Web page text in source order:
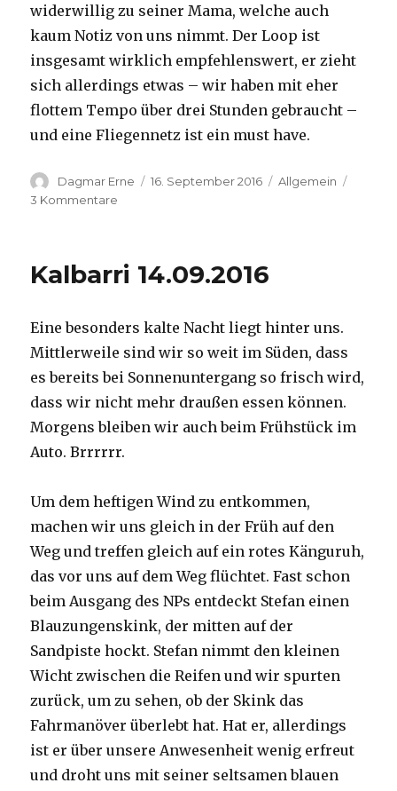
widerwillig zu seiner Mama, welche auch
kaum Notiz von uns nimmt. Der Loop ist
insgesamt wirklich empfehlenswert, er zieht
sich allerdings etwas – wir haben mit eher
flottem Tempo über drei Stunden gebraucht –
und eine Fliegennetz ist ein must have.
Autor
Dagmar Erne
Veröffentlicht
16. September 2016 Kategorien
Allgemein
3 Kommentare
Kalbarri 14.09.2016
Eine besonders kalte Nacht liegt hinter uns.
Mittlerweile sind wir so weit im Süden, dass
es bereits bei Sonnenuntergang so frisch wird,
dass wir nicht mehr draußen essen können.
Morgens bleiben wir auch beim Frühstück im
Auto. Brrrrrr.
Um dem heftigen Wind zu entkommen,
machen wir uns gleich in der Früh auf den
Weg und treffen gleich auf ein rotes Känguruh,
das vor uns auf dem Weg flüchtet. Fast schon
beim Ausgang des NPs entdeckt Stefan einen
Blauzungenskink, der mitten auf der
Sandpiste hockt. Stefan nimmt den kleinen
Wicht zwischen die Reifen und wir spurten
zurück, um zu sehen, ob der Skink das
Fahrmanöver überlebt hat. Hat er, allerdings
ist er über unsere Anwesenheit wenig erfreut
und droht uns mit seiner seltsamen blauen